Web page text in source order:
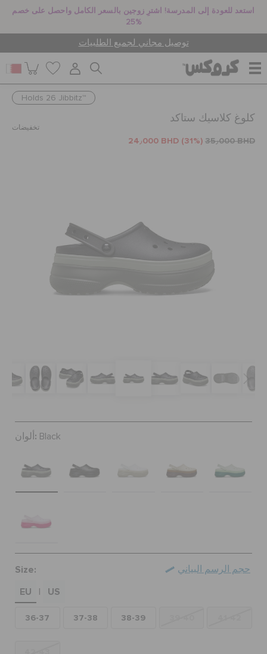
استعد للعودة إلى المدرسة! اشترِ زوجين بالسعر الكامل واحصل على خصم
25%
توصيل مجاني لجميع الطلبيات
للرجال
كروكس لمكان العمل
تحديد موقع المتجر
الطلبيات المرتجعة
Holds 26 Jibbitz™
كلوغ كلاسيك ستاكد
تخفيضات
24٫000 BHD (31%) 35٫000 BHD
ألوان: Black
Size:
EU
US
36-37 37-38 38-39
حجم الرسم البياني